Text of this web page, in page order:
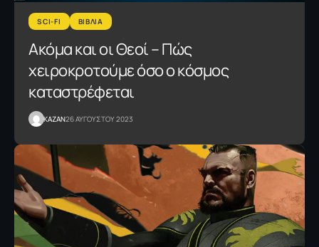
SCI-FI ΒΙΒΛΙΑ
Ακόμα και οι Θεοί – Πώς
χειροκροτούμε όσο ο κόσμος
καταστρέφεται
KAZAN26 ΑΥΓΟΥΣΤΟΥ 2023